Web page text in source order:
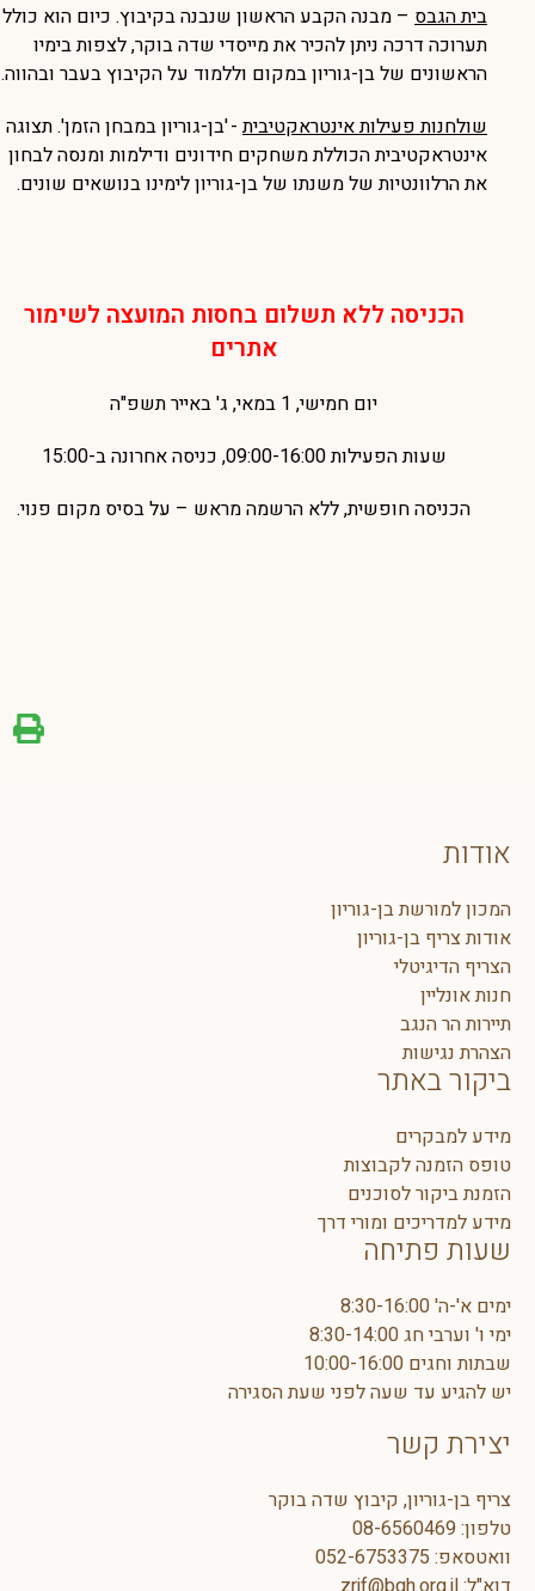
בית הגבס– מבנה הקבע הראשון שנבנה בקיבוץ. כיום הוא כולל
תערוכה דרכה ניתן להכיר את מייסדי שדה בוקר, לצפות בימיו
הראשונים של בן-גוריון במקום וללמוד על הקיבוץ בעבר ובהווה.
שולחנות פעילות אינטראקטיבית- 'בן-גוריון במבחן הזמן'.תצוגה
אינטראקטיבית הכוללת משחקים חידונים ודילמות ומנסה לבחון
את הרלוונטיות של משנתו של בן-גוריון לימינו בנושאים שונים.
הכניסה ללא תשלום בחסות המועצה לשימור
אתרים
יום חמישי, 1 במאי, ג' באייר תשפ"ה
שעות הפעילות 09:00-16:00, כניסה אחרונה ב-15:00
הכניסה חופשית, ללא הרשמה מראש – על בסיס מקום פנוי.
אודות
המכון למורשת בן-גוריון
אודות צריף בן-גוריון
הצריף הדיגיטלי
חנות אונליין
תיירות הר הנגב
הצהרת נגישות
ביקור באתר
מידע למבקרים
טופס הזמנה לקבוצות
הזמנת ביקור לסוכנים
מידע למדריכים ומורי דרך
שעות פתיחה
ימים א'-ה' 8:30-16:00
ימי ו' וערבי חג 8:30-14:00
שבתות וחגים 10:00-16:00
יש להגיע עד שעה לפני שעת הסגירה
יצירת קשר
צריף בן-גוריון, קיבוץ שדה בוקר
טלפון:08-6560469
וואטסאפ: 052-6753375